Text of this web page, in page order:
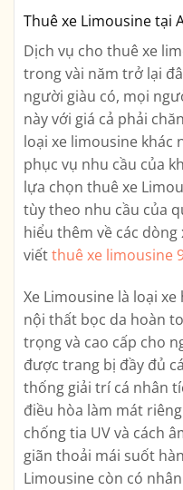
Thuê xe Limousine tại
Dịch vụ cho thuê xe
trong vài năm trở lại
người giàu có, mọi
này với giá cả phải
loại xe limousine khác
phục vụ nhu cầu của
lựa chọn thuê xe
tùy theo nhu cầu của
hiểu thêm về các
viếtthuê xe limousine
Xe Limousine là loại
nội thất bọc da hoàn
trọng và cao cấp cho
được trang bị đầy đủ
thống giải trí cá nhân
điều hòa làm mát
chống tia UV và cách
giãn thoải mái suốt
Limousine còn có